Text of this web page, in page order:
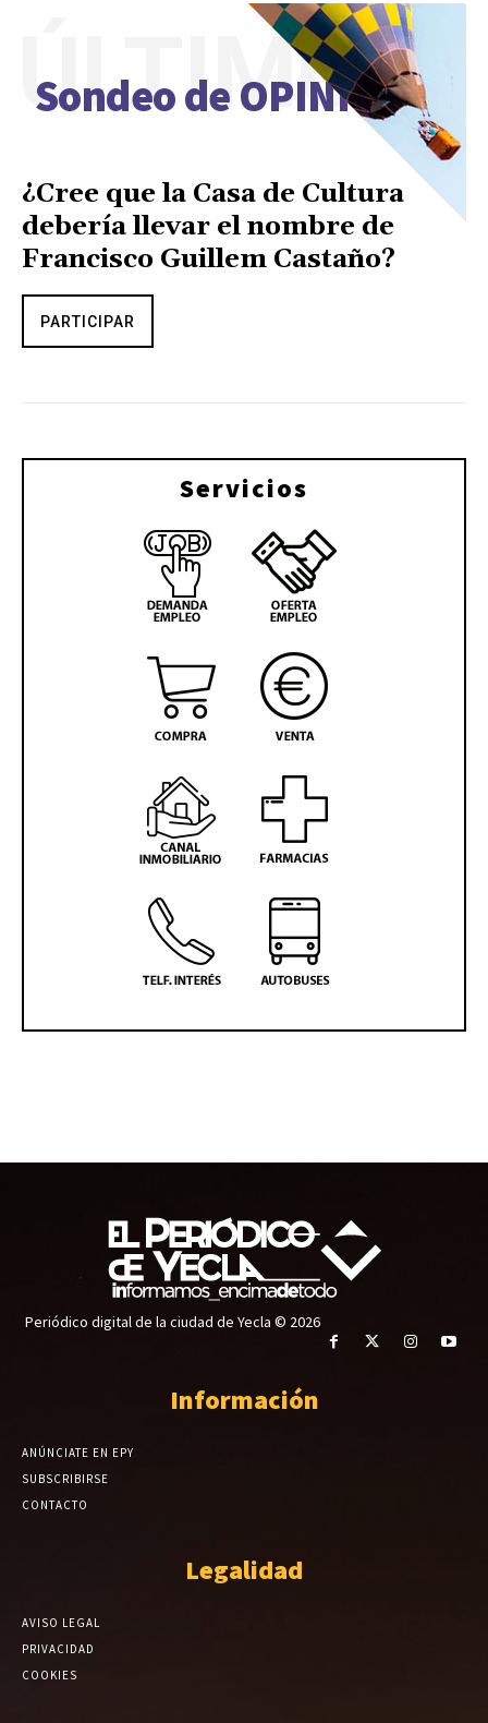
Sondeo de OPINIÓN
ÚLTIMO
¿Cree que la Casa de Cultura
debería llevar el nombre de
Francisco Guillem Castaño?
PARTICIPAR
Servicios
Periódico digital de la ciudad de Yecla © 2026
Información
ANÚNCIATE EN EPY
SUBSCRIBIRSE
CONTACTO
Legalidad
AVISO LEGAL
PRIVACIDAD
COOKIES